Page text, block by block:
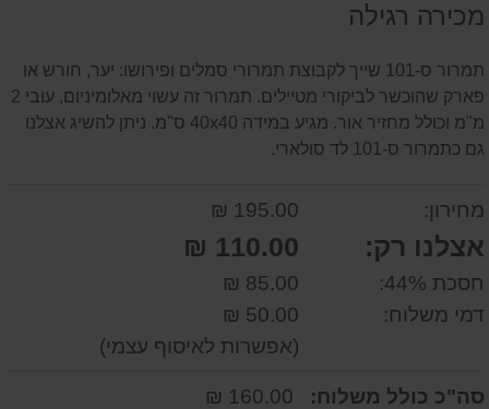
מכירה רגילה
תמרור ס-101 שייך לקבוצת תמרורי סמלים ופירושו: יער, חורש או
פארק שהוכשר לביקורי מטיילים. תמרור זה עשוי מאלומיניום, עובי 2
מ"מ וכולל מחזיר אור. מגיע במידה 40x40 ס"מ. ניתן להשיג אצלנו
גם כתמרור ס-101 לד סולארי.
מחירון: 195.00 ₪
אצלנו רק: 110.00 ₪
חסכת 44%:
85.00 ₪
דמי משלוח:
50.00 ₪
(אפשרות לאיסוף עצמי)
סה"כ כולל משלוח: